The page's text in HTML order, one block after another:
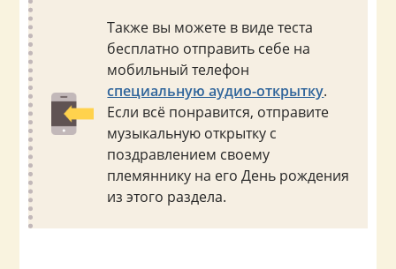
Также вы можете в виде теста
бесплатно отправить себе на
мобильный телефон
специальную аудио-открытку.
Если всё понравится, отправите
музыкальную открытку с
поздравлением своему
племяннику на его День рождения
из этого раздела.